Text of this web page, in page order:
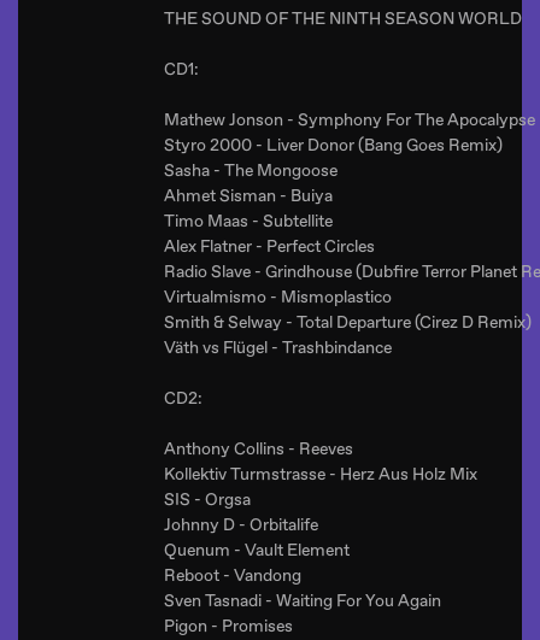
THE SOUND OF THE NINTH SEASON WORLD
CD1:
Mathew Jonson - Symphony For The Apocalypse
Styro 2000 - Liver Donor (Bang Goes Remix)
Sasha - The Mongoose
Ahmet Sisman - Buiya
Timo Maas - Subtellite
Alex Flatner - Perfect Circles
Radio Slave - Grindhouse (Dubfire Terror Planet
Virtualmismo - Mismoplastico
Smith & Selway - Total Departure (Cirez D Remix)
Väth vs Flügel - Trashbindance
CD2:
Anthony Collins - Reeves
Kollektiv Turmstrasse - Herz Aus Holz Mix
SIS - Orgsa
Johnny D - Orbitalife
Quenum - Vault Element
Reboot - Vandong
Sven Tasnadi - Waiting For You Again
Pigon - Promises